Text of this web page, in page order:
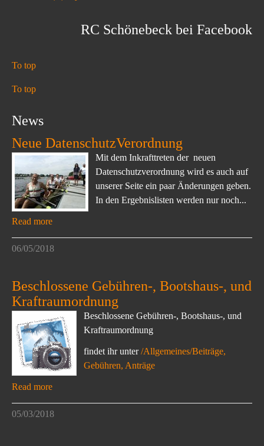
RC Schönebeck bei Facebook
To top
To top
News
Neue DatenschutzVerordnung
Mit dem Inkrafttreten der neuen
Datenschutzverordnung wird es auch auf
unserer Seite ein paar Änderungen geben.
In den Ergebnislisten werden nur noch...
Read more
06/05/2018
Beschlossene Gebühren-, Bootshaus-, und
Kraftraumordnung
Beschlossene Gebühren-, Bootshaus-, und
Kraftraumordnung
findet ihr unter/Allgemeines/Beiträge,
Gebühren, Anträge
Read more
05/03/2018